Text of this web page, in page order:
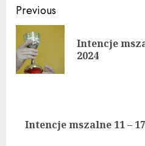
Continue
Reading
Previous
Intencje
2024
Next
Intencje mszalne 11 –